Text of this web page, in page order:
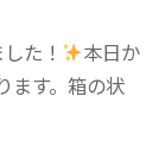
た！
本日か
ます。箱の状